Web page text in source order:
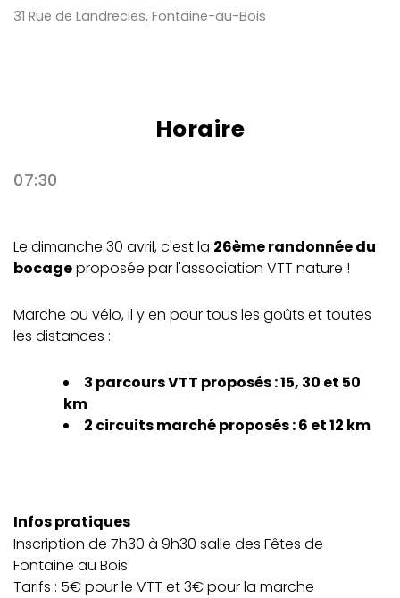
31 Rue de Landrecies, Fontaine-au-Bois
Horaire
07:30
Le dimanche 30 avril, c'est la 26ème randonnée du
bocageproposée par l'association VTT nature !
Marche ou vélo, il y en pour tous les goûts et toutes
les distances :
3 parcours VTT proposés : 15, 30 et 50
km
2 circuits marché proposés : 6 et 12 km
Infos pratiques
Inscription de 7h30 à 9h30 salle des Fêtes de
Fontaine au Bois
Tarifs : 5€ pour le VTT et 3€ pour la marche